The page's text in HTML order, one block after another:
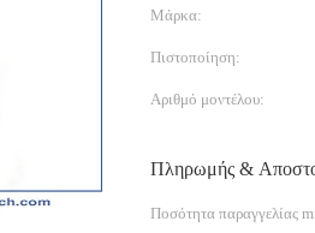
Μάρκα:
Πιστοποίηση:
Αριθμό μοντέλου:
Πληρωμής &
Ποσότητα παραγγελίας